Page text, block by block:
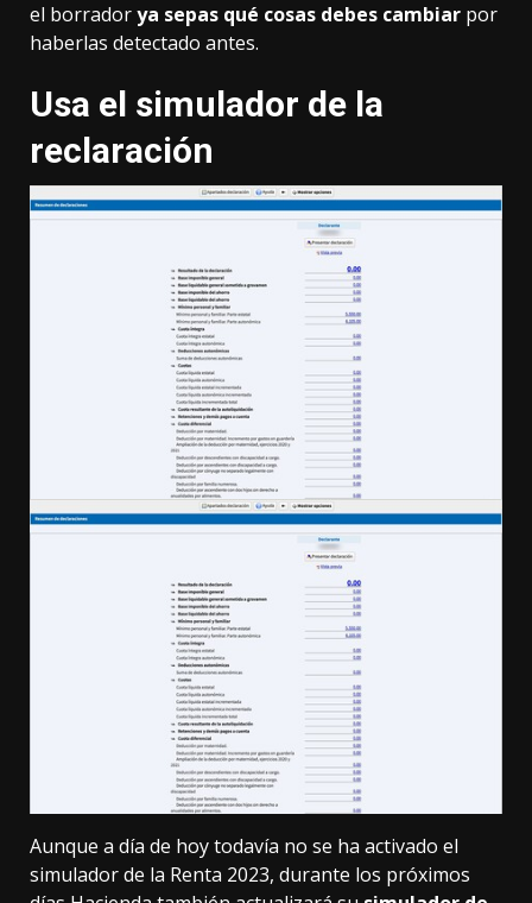
el borradorya sepas qué cosas debes cambiar por
haberlas detectado antes.
Usa el simulador de la
reclaración
Aunque a día de hoy todavía no se ha activado el
simulador de la Renta 2023, durante los próximos